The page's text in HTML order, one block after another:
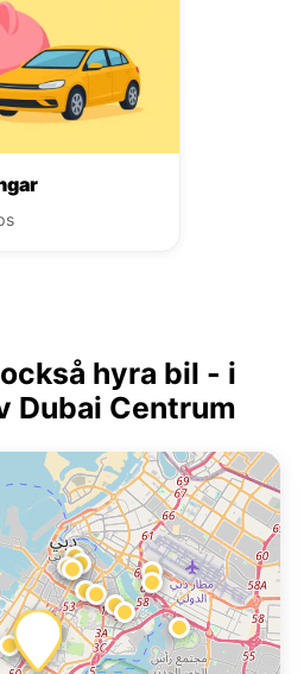
hyra bil - i
Dubai Centrum